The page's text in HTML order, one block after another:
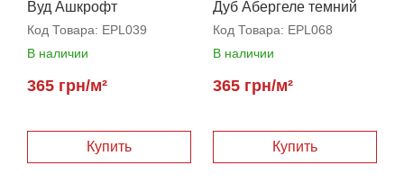
Вуд Ашкрофт
Код Товара: EPL039
В наличии
365 грн/м²
Дуб Абергеле темний
Код Товара: EPL068
В наличии
365 грн/м²